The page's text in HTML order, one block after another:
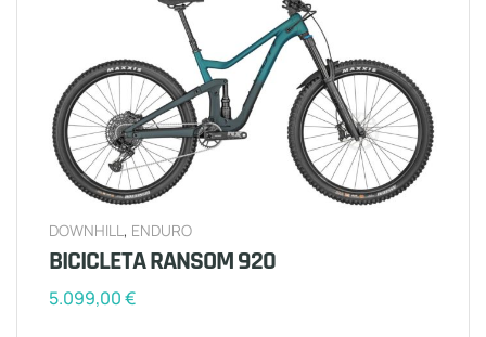
DOWNHILL, ENDURO
BICICLETA RANSOM 920
5.099,00€